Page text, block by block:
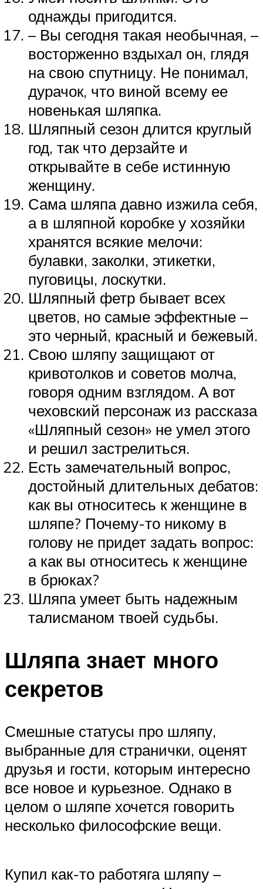
однажды пригодится.
– Вы сегодня такая необычная, –
восторженно вздыхал он, глядя
на свою спутницу. Не понимал,
дурачок, что виной всему ее
новенькая шляпка.
Шляпный сезон длится круглый
год, так что дерзайте и
открывайте в себе истинную
женщину.
Сама шляпа давно изжила себя,
а в шляпной коробке у хозяйки
хранятся всякие мелочи:
булавки, заколки, этикетки,
пуговицы, лоскутки.
Шляпный фетр бывает всех
цветов, но самые эффектные –
это черный, красный и бежевый.
Свою шляпу защищают от
кривотолков и советов молча,
говоря одним взглядом. А вот
чеховский персонаж из рассказа
«Шляпный сезон» не умел этого
и решил застрелиться.
Есть замечательный вопрос,
достойный длительных дебатов:
как вы относитесь к женщине в
шляпе? Почему-то никому в
голову не придет задать вопрос:
а как вы относитесь к женщине
в брюках?
Шляпа умеет быть надежным
талисманом твоей судьбы.
Шляпа знает много
секретов
Смешные статусы про шляпу,
выбранные для странички, оценят
друзья и гости, которым интересно
все новое и курьезное. Однако в
целом о шляпе хочется говорить
несколько философские вещи.
Купил как-то работяга шляпу –